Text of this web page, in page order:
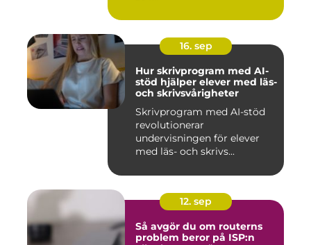
16. sep
Hur skrivprogram med AI-
stöd hjälper elever med läs-
och skrivsvårigheter
Skrivprogram med AI-stöd
revolutionerar
undervisningen för elever
med läs- och skrivs...
12. sep
Så avgör du om routerns
problem beror på ISP:n